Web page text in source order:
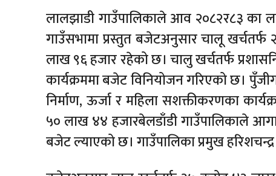
लालझाडी गाउँपालिकाले आव २०८२र८३ का
गाउँसभामा प्रस्तुत बजेटअनुसार चालू
लाख ९६ हजार रहेको छ। चालु खर्चतर्फ
कार्यक्रममा बजेट विनियोजन गरिएको छ।
निर्माण, ऊर्जा र महिला सशक्तीकरणका
५० लाख ४४ हजारबेलडाँडी गाउँपालिकाले
बजेट ल्याएको छ। गाउँपालिका प्रमुख